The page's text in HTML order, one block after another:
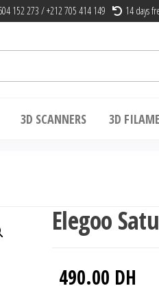
152 273 / +212 705 414 149 14 days
3D SCANNERS 3D
Elegoo
490.00 DH